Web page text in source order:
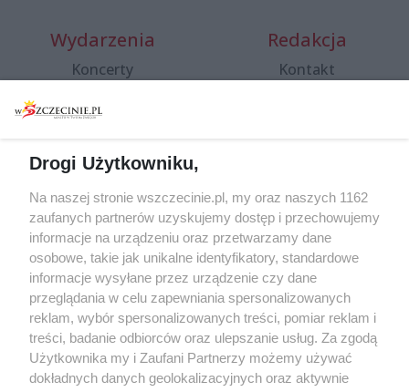
Wydarzenia
Koncerty
Spacery i oprowadzania
targi
Wernisaże
Więcej
Redakcja
Kontakt
Specjalny koncert z okazji
20. urodzin portalu
wSzczecinie.pl
Regulamin konkursów
śniadaniówka "Hej
Szczecin! Jest piątek!"
Partnerzy
Drogi Użytkowniku,
Na naszej stronie wszczecinie.pl, my oraz naszych 1162
zaufanych partnerów uzyskujemy dostęp i przechowujemy
informacje na urządzeniu oraz przetwarzamy dane
osobowe, takie jak unikalne identyfikatory, standardowe
informacje wysyłane przez urządzenie czy dane
przeglądania w celu zapewniania spersonalizowanych
reklam, wybór spersonalizowanych treści, pomiar reklam i
treści, badanie odbiorców oraz ulepszanie usług. Za zgodą
Użytkownika my i Zaufani Partnerzy możemy używać
dokładnych danych geolokalizacyjnych oraz aktywnie